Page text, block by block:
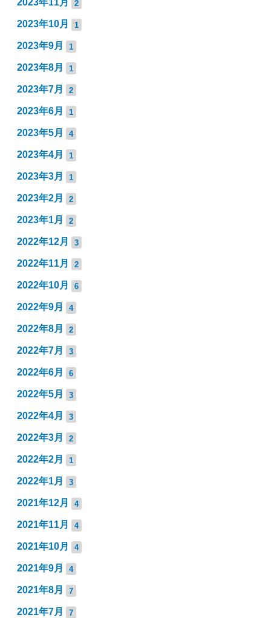
2023年11月 2
2023年10月 1
2023年9月 1
2023年8月 1
2023年7月 2
2023年6月 1
2023年5月 4
2023年4月 1
2023年3月 1
2023年2月 2
2023年1月 2
2022年12月 3
2022年11月 2
2022年10月 6
2022年9月 4
2022年8月 2
2022年7月 3
2022年6月 6
2022年5月 3
2022年4月 3
2022年3月 2
2022年2月 1
2022年1月 3
2021年12月 4
2021年11月 4
2021年10月 4
2021年9月 4
2021年8月 7
2021年7月 7